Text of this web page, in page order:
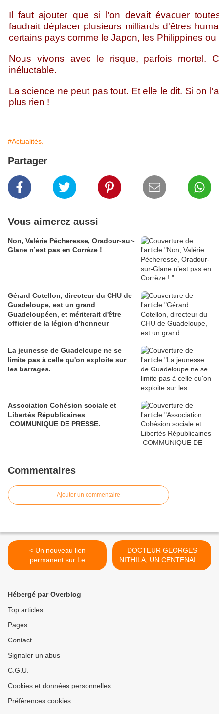
Il faut ajouter que si l'on devait évacuer
faudrait déplacer plusieurs milliards d'êtres
certains pays comme le Japon, les Philippines
Nous vivons avec le risque, parfois mortel.
inéluctable.
La science ne peut pas tout. Et elle le dit. Si on
plus rien !
#Actualités.
Partager
Vous aimerez aussi
Non, Valérie Pécheresse, Oradour-sur-
Glane n’est pas en Corrèze !
Gérard Cotellon, directeur du CHU de
Guadeloupe, est un grand
Guadeloupéen, et mériterait d'être
officier de la légion d'honneur.
La jeunesse de Guadeloupe ne se
limite pas à celle qu'on exploite sur
les barrages.
Association Cohésion sociale et
Libertés Républicaines
COMMUNIQUE DE PRESSE.
Commentaires
Ajouter un commentaire
< Un nouveau lien
permanent sur Le
Scrutateur : Islam clair et
DOCTEUR GEORGES
NITHILA, UN CENTENAIRE
A LA VIE BIEN REMPLIE. >
Hébergé par Overblog
Top articles
Pages
Contact
Signaler un abus
C.G.U.
Cookies et données personnelles
Préférences cookies